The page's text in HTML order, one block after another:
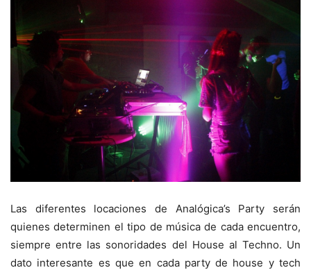
Las diferentes locaciones de Analógica’s Party serán
quienes determinen el tipo de música de cada encuentro,
siempre entre las sonoridades del House al Techno. Un
dato interesante es que en cada party de house y tech